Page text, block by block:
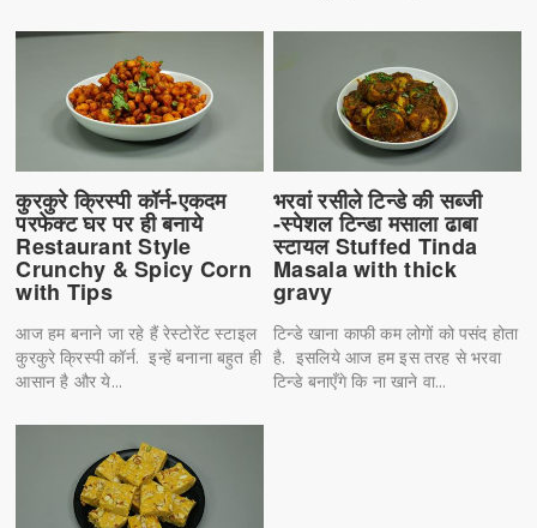
कुरकुरे क्रिस्पी कॉर्न-एकदम
परफेक्ट घर पर ही बनाये
Restaurant Style
Crunchy & Spicy Corn
with Tips
आज हम बनाने जा रहे हैं रेस्टोरेंट स्टाइल
कुरकुरे क्रिस्पी कॉर्न. इन्हें बनाना बहुत ही
आसान है और ये...
भरवां रसीले टिन्डे की सब्जी
-स्पेशल टिन्डा मसाला ढाबा
स्टायल Stuffed Tinda
Masala with thick
gravy
टिन्डे खाना काफी कम लोगों को पसंद होता
है. इसलिये आज हम इस तरह से भरवा
टिन्डे बनाएँगे कि ना खाने वा...